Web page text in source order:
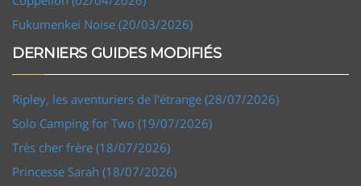
Fukumenkei Noise (20/03/2026)
DERNIERS GUIDES MODIFIÉS
Ripley, les aventuriers de l'étrange (28/07/2026)
Solo Camping for Two (19/07/2026)
Très cher frère (18/07/2026)
Princesse Sarah (18/07/2026)